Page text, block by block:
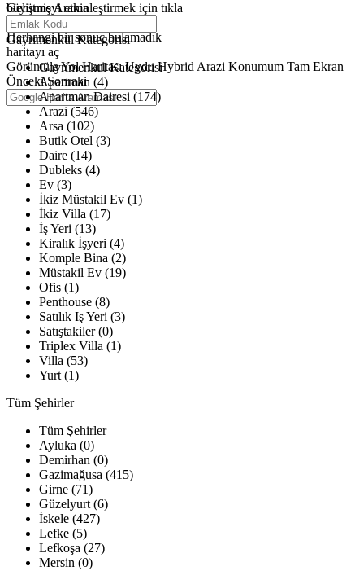
büyütmeyi etkinleştirmek için tıkla
Haritalar yükleniyor
Herhangi bir sonuç bulamadık
haritayı aç
GörüntüleYol Haritası Uydu Hybrid Arazi Konumum Tam Ekran
Önceki Sonraki
Gelişmiş Arama
Gayrimenkul Kategorisi
Gayrimenkul Kategorisi
Apartman (4)
Apartman Dairesi (174)
Arazi (546)
Arsa (102)
Butik Otel (3)
Daire (14)
Dubleks (4)
Ev (3)
İkiz Müstakil Ev (1)
İkiz Villa (17)
İş Yeri (13)
Kiralık İşyeri (4)
Komple Bina (2)
Müstakil Ev (19)
Ofis (1)
Penthouse (8)
Satılık Iş Yeri (3)
Satıştakiler (0)
Triplex Villa (1)
Villa (53)
Yurt (1)
Tüm Şehirler
Tüm Şehirler
Ayluka (0)
Demirhan (0)
Gazimağusa (415)
Girne (71)
Güzelyurt (6)
İskele (427)
Lefke (5)
Lefkoşa (27)
Mersin (0)